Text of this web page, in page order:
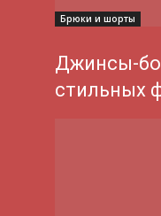
Брюки и шорты
Джинсы-
стильных